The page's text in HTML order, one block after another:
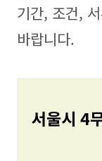
기간, 조건,
바랍니다.
서울시 4